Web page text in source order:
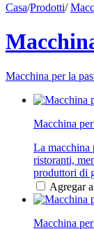
Casa/Prodotti/
Macchina per la
Macchina
La macchina
ristoranti,
produttori di
Agregar
Macchina